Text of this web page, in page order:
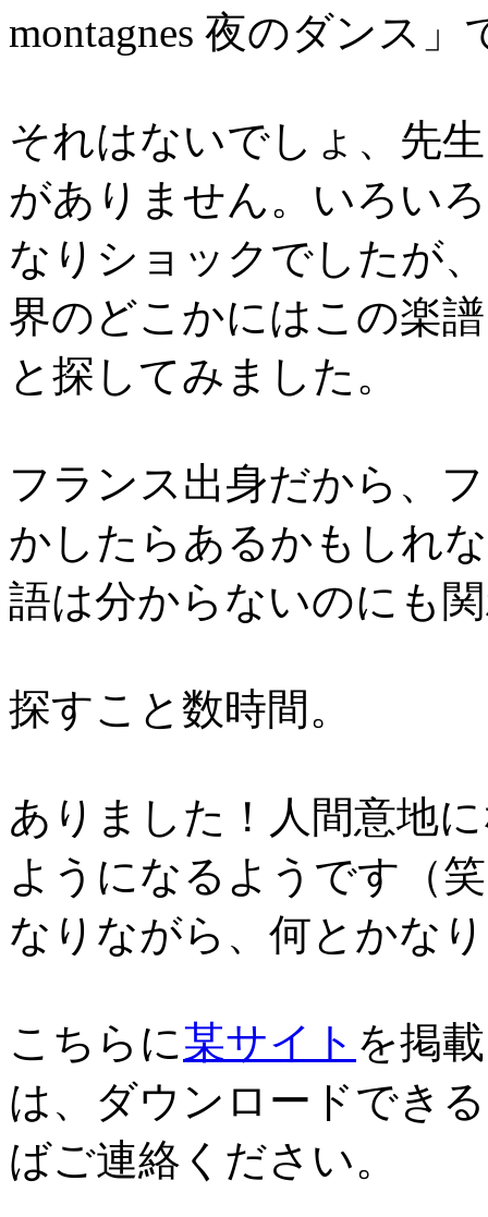
montagnes 夜のダンス」
それはないでしょ、先
がありません。いろい
なりショックでしたが
界のどこかにはこの楽
と探してみました。
フランス出身だから、
かしたらあるかもしれ
語は分からないのにも
探すこと数時間。
ありました！人間意地
ようになるようです（
なりながら、何とかな
こちらに某サイト を掲
は、ダウンロードでき
ばご連絡ください。